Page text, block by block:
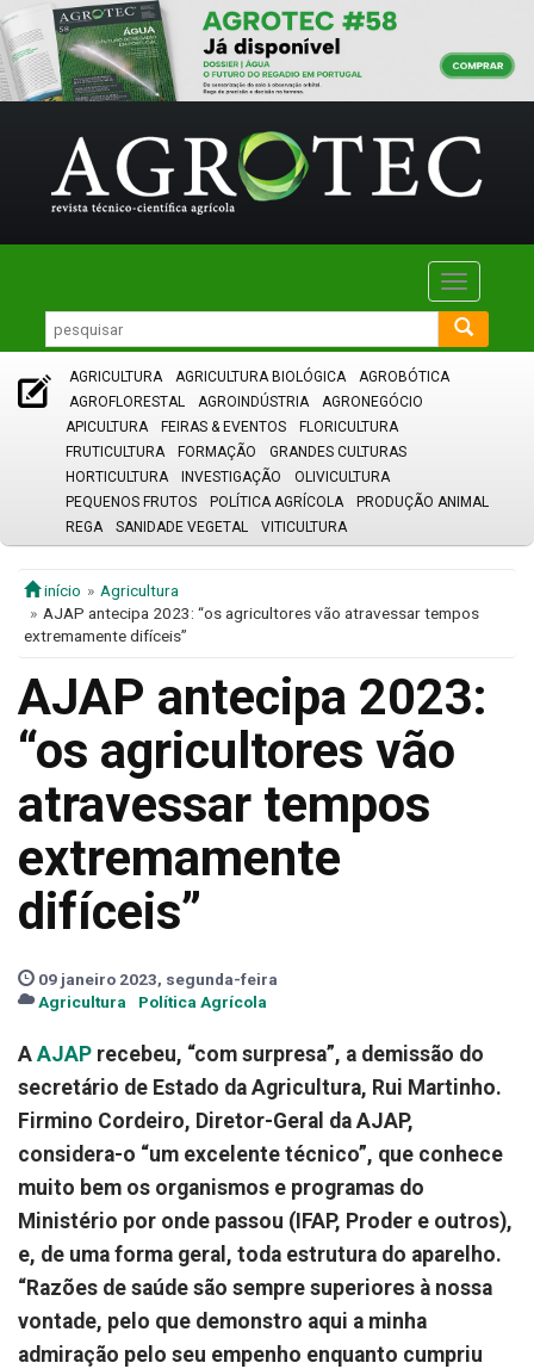
Toggle
AGRICULTURA AGRICULTURA BIOLÓGICA
AGROBÓTICA
AGROFLORESTAL
AGROINDÚSTRIA
AGRONEGÓCIO
APICULTURA
FEIRAS & EVENTOS
FLORICULTURA
FRUTICULTURA
FORMAÇÃO
GRANDES CULTURAS
HORTICULTURA
INVESTIGAÇÃO
OLIVICULTURA
PEQUENOS FRUTOS
POLÍTICA AGRÍCOLA
PRODUÇÃO ANIMAL
REGA
SANIDADE VEGETAL VITICULTURA
início
Agricultura
AJAP antecipa 2023: “os agricultores vão atravessar tempos
extremamente difíceis”
AJAP antecipa 2023:
“os agricultores vão
atravessar tempos
extremamente
difíceis”
09 janeiro 2023, segunda-feira
Agricultura
Política Agrícola
A AJAP recebeu, “com surpresa”, a demissão do
secretário de Estado da Agricultura, Rui Martinho.
Firmino Cordeiro, Diretor-Geral da AJAP,
considera-o “um excelente técnico”, que conhece
muito bem os organismos e programas do
Ministério por onde passou (IFAP, Proder e outros),
e, de uma forma geral, toda estrutura do aparelho.
“Razões de saúde são sempre superiores à nossa
vontade, pelo que demonstro aqui a minha
admiração pelo seu empenho enquanto cumpriu